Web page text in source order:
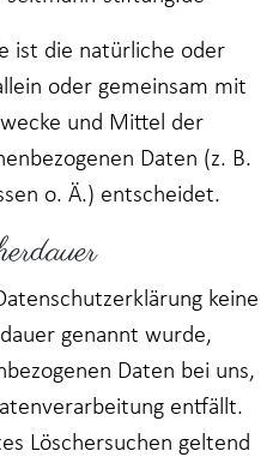
ist die natürliche oder
oder gemeinsam mit
und Mittel der
Daten (z. B.
o. Ä.) entscheidet.
keine
genannt wurde,
Daten bei uns,
entfällt.
Löschersuchen geltend